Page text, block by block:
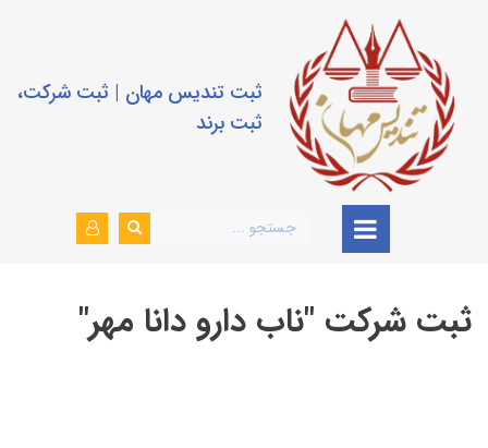
ثبت تندیس مهان | ثبت شرکت،
ثبت برند
ثبت شرکت "ناب دارو دانا مهر"